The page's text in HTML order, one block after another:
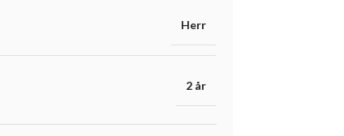
Herr
2 år